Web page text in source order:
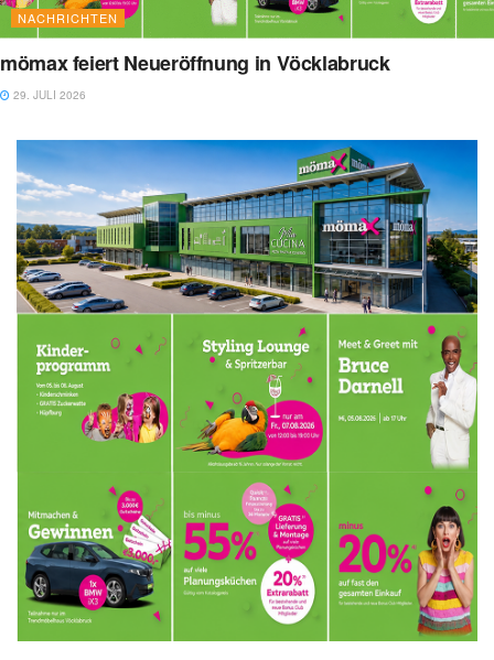
NACHRICHTEN
mömax feiert Neueröffnung in Vöcklabruck
29. JULI 2026